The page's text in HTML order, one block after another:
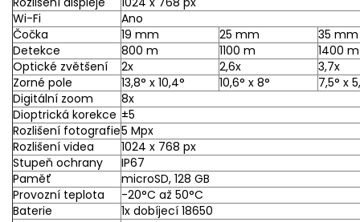
Wi-Fi
Ano
Čočka
19 mm 25 mm
35 mm
Detekce
800 m 1100 m
1400 m
Optické zvětšení
2x 2,6x
3,7x
Zorné pole
13,8° x 10,4° 10,6° x 8°
7,5° x
Digitální zoom
8x
Dioptrická korekce ±5
Rozlišení fotografie5 Mpx
Rozlišení videa
1024 x 768 px
Stupeň ochrany
IP67
Paměť
microSD, 128 GB
Provozní teplota
-20°C až 50°C
Baterie
1x dobíjecí 18650